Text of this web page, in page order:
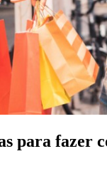
para fazer